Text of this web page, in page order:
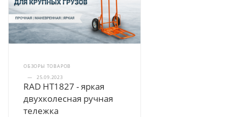
ОБЗОРЫ ТОВАРОВ
—
25.09.2023
RAD HT1827 - яркая
двухколесная ручная
тележка